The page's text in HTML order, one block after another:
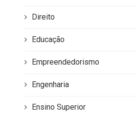
Direito
Educação
Empreendedorismo
Engenharia
Ensino Superior